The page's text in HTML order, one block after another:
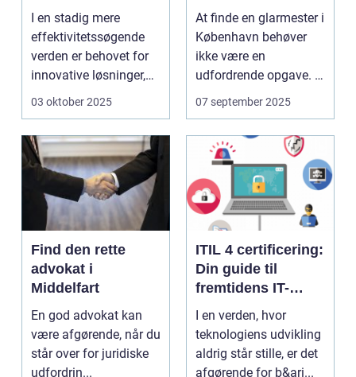
tilter
I en stadig mere
effektivitetssøgende
verden er behovet for
innovative løsninger,
der ...
03 oktober 2025
løsning til alle
behov
At finde en glarmester i
København behøver
ikke være en
udfordrende opgave. I
07 september 2025
Find den rette
advokat i
Middelfart
En god advokat kan
være afgørende, når du
står over for juridiske
udfordrin...
ITIL 4 certificering:
Din guide til
fremtidens IT-
service
management
I en verden, hvor
teknologiens udvikling
aldrig står stille, er det
afgørende for b&ari...